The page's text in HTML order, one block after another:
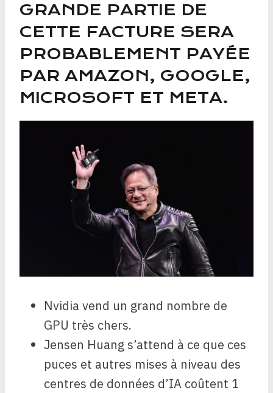
GRANDE PARTIE DE
CETTE FACTURE SERA
PROBABLEMENT PAYÉE
PAR AMAZON, GOOGLE,
MICROSOFT ET META.
Nvidia vend un grand nombre de
GPU très chers.
Jensen Huang s’attend à ce que ces
puces et autres mises à niveau des
centres de données d’IA coûtent 1